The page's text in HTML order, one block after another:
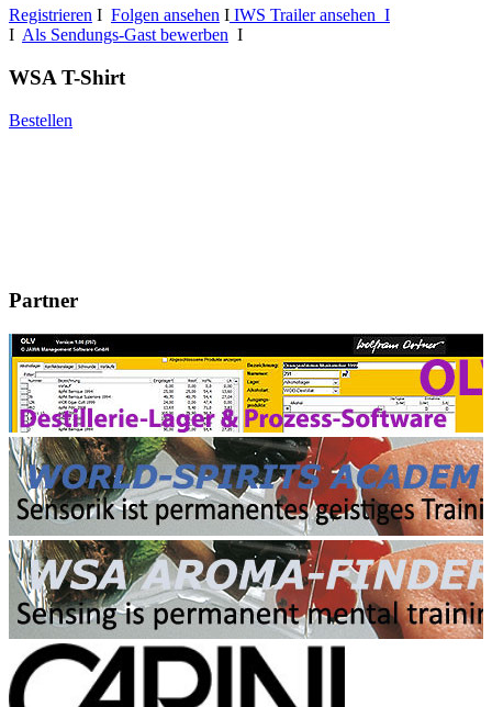
Registrieren I Folgen ansehen I IWS Trailer ansehen I
I Als Sendungs-Gast bewerben I
WSA T-Shirt
Bestellen
Partner